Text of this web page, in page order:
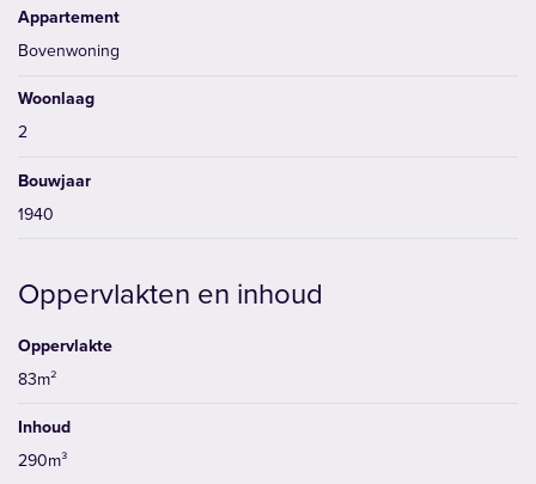
Appartement
Bovenwoning
Woonlaag
2
Bouwjaar
1940
Oppervlakten en inhoud
Oppervlakte
83m²
Inhoud
290m³